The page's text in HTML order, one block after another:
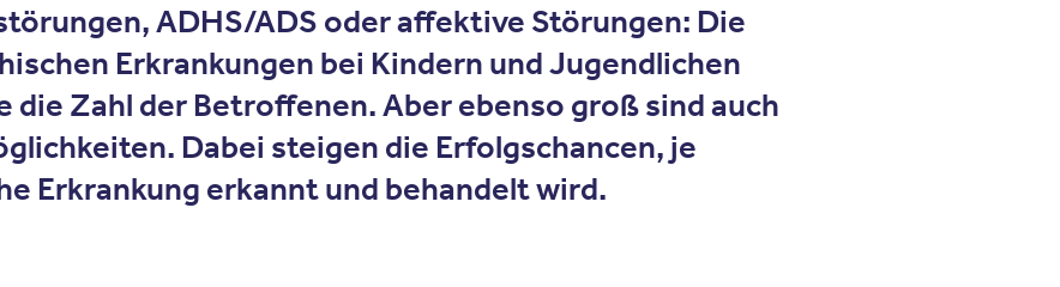
ADHS/ADS oder affektive Störungen: Die
Erkrankungen bei Kindern und Jugendlichen
die Zahl der Betroffenen. Aber ebenso groß sind auch
Dabei steigen die Erfolgschancen, je
Erkrankung erkannt und behandelt wird.